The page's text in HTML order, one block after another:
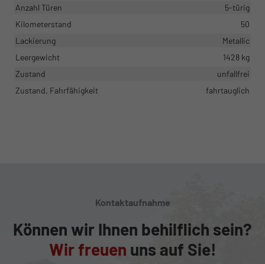
Anzahl Türen
5-türig
Kilometerstand
50
Lackierung
Metallic
Leergewicht
1428 kg
Zustand
unfallfrei
Zustand, Fahrfähigkeit
fahrtauglich
Kontaktaufnahme
Können wir Ihnen behilflich sein?
Wir freuen uns auf Sie!